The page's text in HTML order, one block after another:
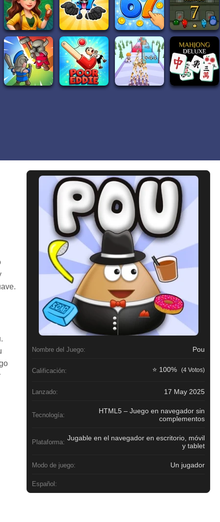
Nombre del Juego: Pou
Calificación: ⭐ 100% (4 Votos)
Lanzado: 17 May 2025
Tecnología:
HTML5 – Juego en navegador sin
complementos
Plataforma: Jugable en el navegador en escritorio, móvil
y tablet
Modo de juego: Un jugador
Español: